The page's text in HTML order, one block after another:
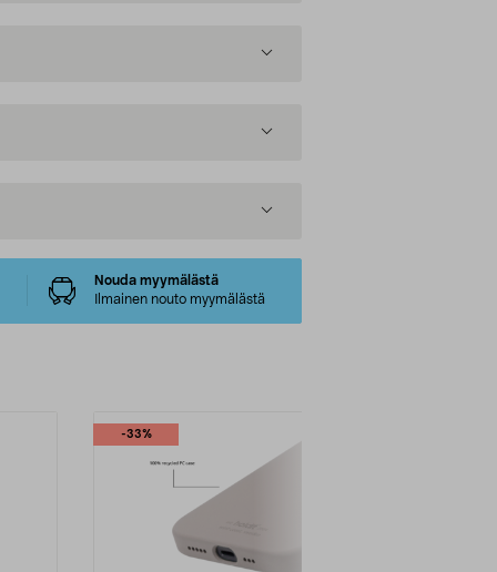
Nouda myymälästä
Ilmainen nouto myymälästä
-33%